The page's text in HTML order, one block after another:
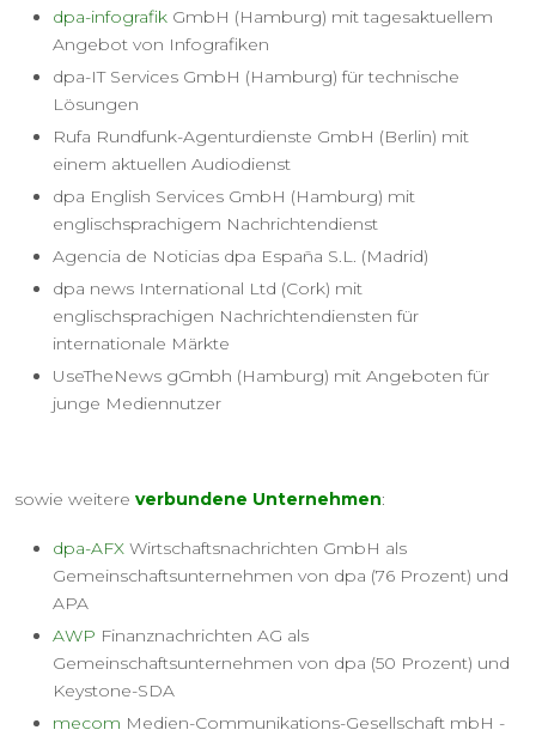
dpa-infografik GmbH (Hamburg) mit tagesaktuellem
Angebot von Infografiken
dpa-IT Services GmbH (Hamburg) für technische
Lösungen
Rufa Rundfunk-Agenturdienste GmbH (Berlin) mit
einem aktuellen Audiodienst
dpa English Services GmbH (Hamburg) mit
englischsprachigem Nachrichtendienst
Agencia de Noticias dpa España S.L. (Madrid)
dpa news International Ltd (Cork) mit
englischsprachigen Nachrichtendiensten für
internationale Märkte
UseTheNews gGmbh (Hamburg) mit Angeboten für
junge Mediennutzer
sowie weitere verbundene Unternehmen:
dpa-AFX Wirtschaftsnachrichten GmbH als
Gemeinschaftsunternehmen von dpa (76 Prozent) und
APA
AWP Finanznachrichten AG als
Gemeinschaftsunternehmen von dpa (50 Prozent) und
Keystone-SDA
mecom Medien-Communikations-Gesellschaft mbH -